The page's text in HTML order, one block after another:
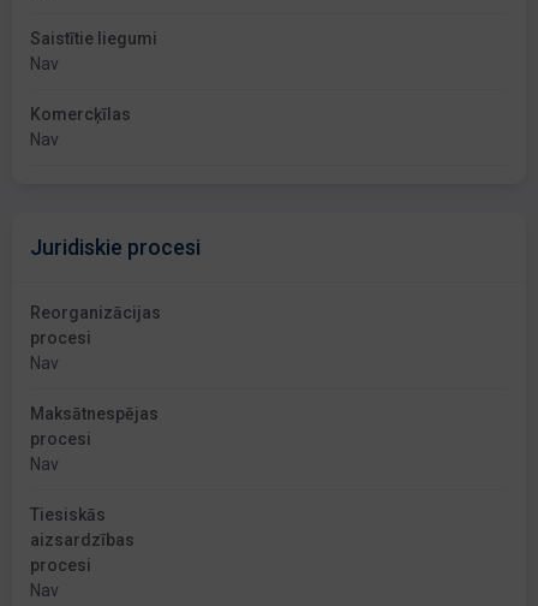
Saistītie liegumi
Nav
Komercķīlas
Nav
Juridiskie procesi
Reorganizācijas
procesi
Nav
Maksātnespējas
procesi
Nav
Tiesiskās
aizsardzības
procesi
Nav